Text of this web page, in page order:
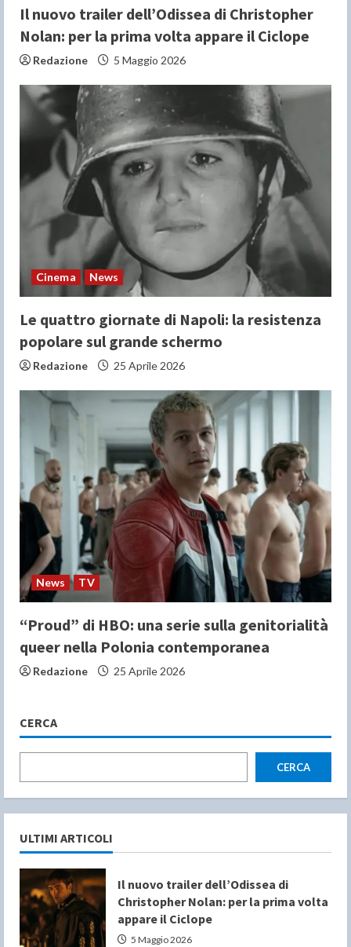
Il nuovo trailer dell’Odissea di Christopher
Nolan: per la prima volta appare il Ciclope
Redazione 5 Maggio 2026
Cinema News
Le quattro giornate di Napoli: la resistenza
popolare sul grande schermo
Redazione 25 Aprile 2026
News TV
“Proud” di HBO: una serie sulla genitorialità
queer nella Polonia contemporanea
Redazione 25 Aprile 2026
CERCA
CERCA
ULTIMI ARTICOLI
Il nuovo trailer dell’Odissea di
Christopher Nolan: per la prima volta
appare il Ciclope
5 Maggio 2026